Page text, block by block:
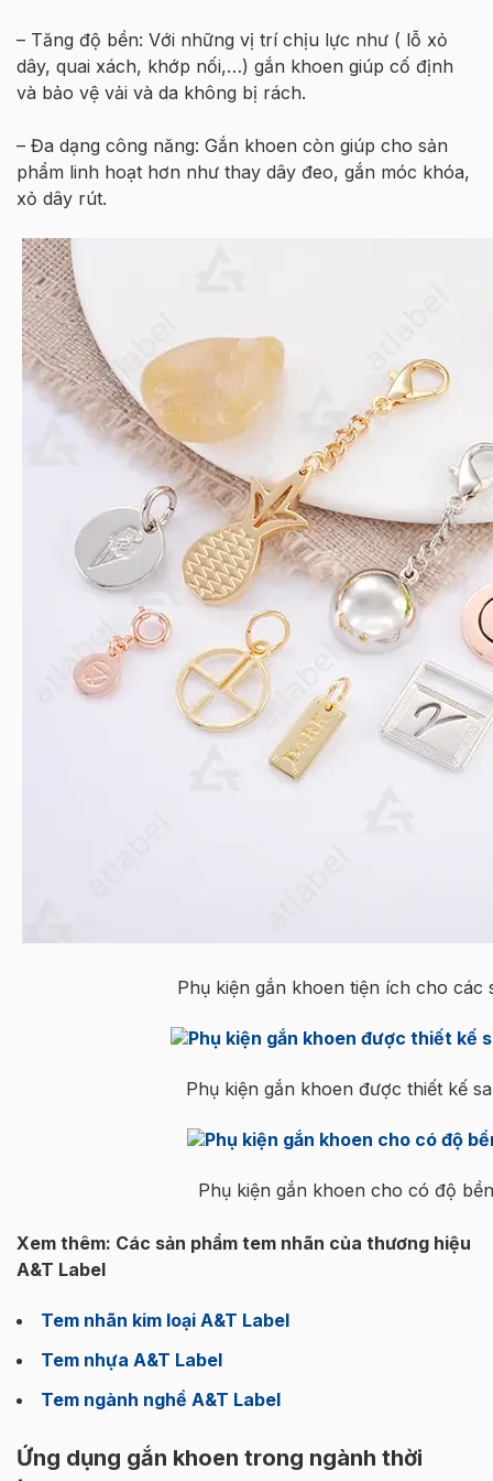
– Tăng độ bền: Với những vị trí chịu lực như ( lỗ xỏ
dây, quai xách, khớp nối,…) gắn khoen giúp cố định
và bảo vệ vải và da không bị rách.
– Đa dạng công năng: Gắn khoen còn giúp cho sản
phẩm linh hoạt hơn như thay dây đeo, gắn móc khóa,
xỏ dây rút.
Phụ kiện gắn khoen tiện ích cho các
Phụ kiện gắn khoen được thiết kế
Phụ kiện gắn khoen cho có độ
Xem thêm: Các sản phẩm tem nhãn của thương hiệu
A&T Label
Tem nhãn kim loại A&T Label
Tem nhựa A&T Label
Tem ngành nghề A&T Label
Ứng dụng gắn khoen trong ngành thời